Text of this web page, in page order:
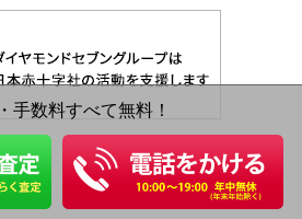
手数料すべて無料！